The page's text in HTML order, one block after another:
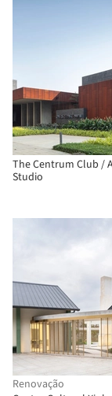
The Centrum Club /
Studio
Renovação